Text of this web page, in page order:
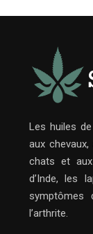
Les huiles
aux
chats et
d’Inde, les
symptômes
l’arthrite.